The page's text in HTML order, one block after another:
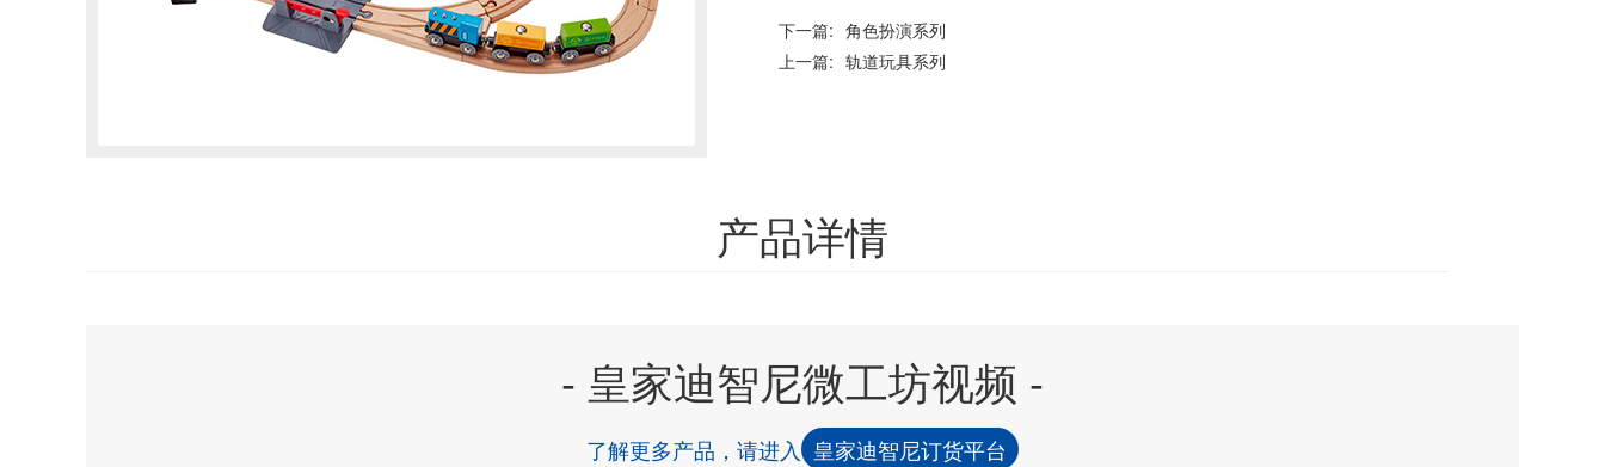
下一篇: 角色扮演系列
上一篇: 轨道玩具系列
产品详情
- 皇家迪智尼微工坊视频 -
了解更多产品，请进入 皇家迪智尼订货平台